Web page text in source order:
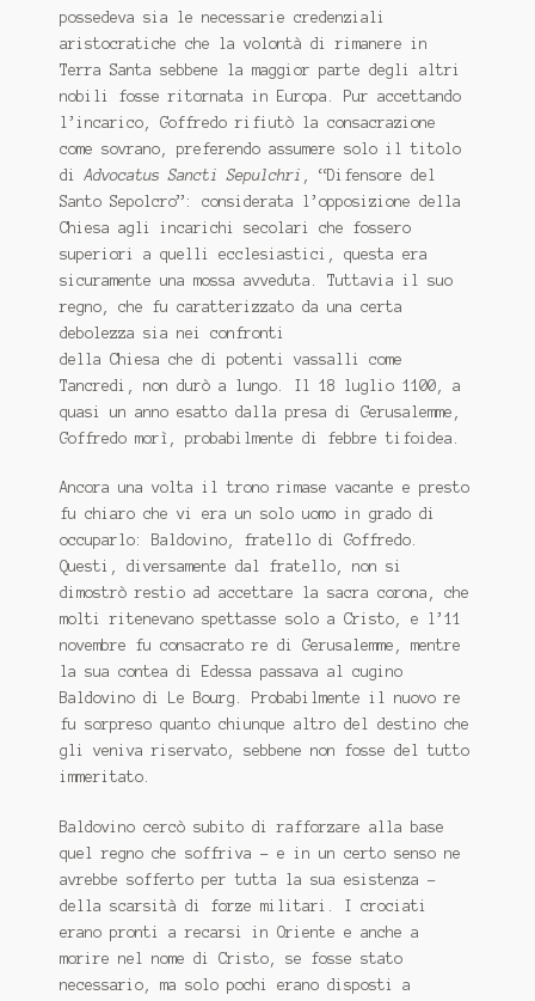
possedeva sia le necessarie credenziali
aristocratiche che la volontà di rimanere in
Terra Santa sebbene la maggior parte degli altri
nobili fosse ritornata in Europa. Pur accettando
l’incarico, Goffredo rifiutò la consacrazione
come sovrano, preferendo assumere solo il titolo
diAdvocatus Sancti Sepulchri
, “Difensore del
Santo Sepolcro”: considerata l’opposizione della
Chiesa agli incarichi secolari che fossero
superiori a quelli ecclesiastici, questa era
sicuramente una mossa avveduta. Tuttavia il suo
regno, che fu caratterizzato da una certa
debolezza sia nei confronti
della Chiesa che di potenti vassalli come
Tancredi, non durò a lungo. Il 18 luglio 1100, a
quasi un anno esatto dalla presa di Gerusalemme,
Goffredo morì, probabilmente di febbre tifoidea.
Ancora una volta il trono rimase vacante e presto
fu chiaro che vi era un solo uomo in grado di
occuparlo: Baldovino, fratello di Goffredo.
Questi, diversamente dal fratello, non si
dimostrò restio ad accettare la sacra corona, che
molti ritenevano spettasse solo a Cristo, e l’11
novembre fu consacrato re di Gerusalemme, mentre
la sua contea di Edessa passava al cugino
Baldovino di Le Bourg. Probabilmente il nuovo re
fu sorpreso quanto chiunque altro del destino che
gli veniva riservato, sebbene non fosse del tutto
immeritato.
Baldovino cercò subito di rafforzare alla base
quel regno che soffriva - e in un certo senso ne
avrebbe sofferto per tutta la sua esistenza -
della scarsità di forze militari. I crociati
erano pronti a recarsi in Oriente e anche a
morire nel nome di Cristo, se fosse stato
necessario, ma solo pochi erano disposti a